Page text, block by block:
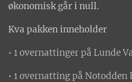
økonomisk går i null.
Kva pakken inneholder
• 1 overnattinger på Lunde
• 1 overnatting på